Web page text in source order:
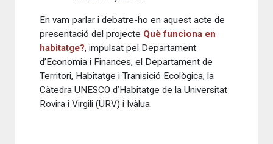
En vam parlar i debatre-ho en aquest acte de
presentació del projecte Què funciona en
habitatge?, impulsat pel Departament
d’Economia i Finances, el Departament de
Territori, Habitatge i Tranisició Ecològica, la
Càtedra UNESCO d’Habitatge de la Universitat
Rovira i Virgili (URV) i Ivàlua.